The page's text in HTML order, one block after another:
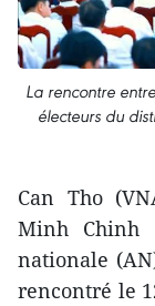
La rencontre
électeurs du
Can Tho
Minh Chinh
nationale
rencontré le